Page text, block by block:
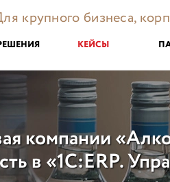
крупного бизнеса,
КЕЙСЫ
компании
в «1C:ERP.